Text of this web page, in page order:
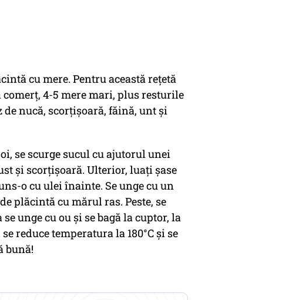
cu mere. Pentru această rețetă
4-5 mere mari, plus resturile
de nucă, scorțișoară, făină, unt și
se scurge sucul cu ajutorul unei
și scorțișoară. Ulterior, luați șase
o cu ulei înainte. Se unge cu un
plăcintă cu mărul ras. Peste, se
unge cu ou și se bagă la cuptor, la
reduce temperatura la 180°C și se
bună!